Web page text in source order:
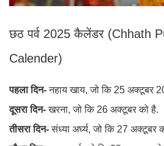
छठ पर्व 2025 कैलेंडर (Chhath
Calender)
पहला दिन-नहाय खाय, जो कि 25 अक्टूबर
दूसरा दिन-खरना, जो कि 26 अक्टूबर को है.
तीसरा दिन-संध्या अर्घ्य, जो कि 27 अक्टूबर